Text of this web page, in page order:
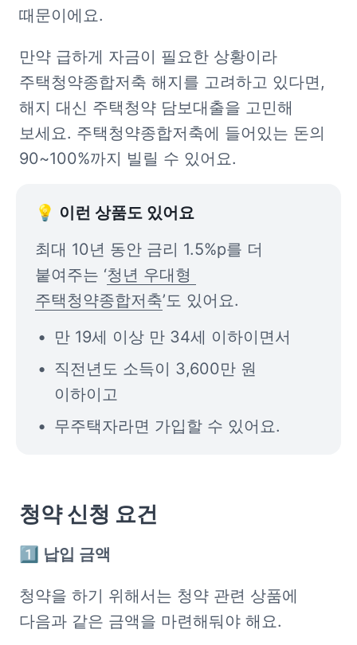
때문이에요.
만약 급하게 자금이 필요한 상황이라
주택청약종합저축 해지를 고려하고 있다면,
해지 대신 주택청약 담보대출을 고민해
보세요. 주택청약종합저축에 들어있는 돈의
90~100%까지 빌릴 수 있어요.
💡 이런 상품도 있어요
최대 10년 동안 금리 1.5%p를 더
붙여주는 ‘청년 우대형
주택청약종합저축’도 있어요.
만 19세 이상 만 34세 이하이면서
직전년도 소득이 3,600만 원
이하이고
무주택자라면 가입할 수 있어요.
청약 신청 요건
1️⃣ 납입 금액
청약을 하기 위해서는 청약 관련 상품에
다음과 같은 금액을 마련해둬야 해요.